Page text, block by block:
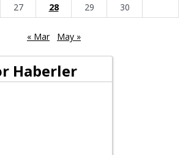
27 28 29 30
« Mar May »